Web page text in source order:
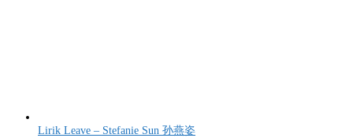
Lirik Leave – Stefanie Sun 孙燕姿